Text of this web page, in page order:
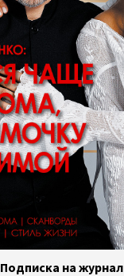
Подписка на журнал